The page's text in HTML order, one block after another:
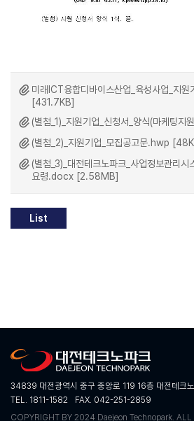
미래ICT융합디바이스산업_육성사업_지원
[431.7KB]
(별첨_1)_지원기업_신청서_양식(마케팅
(별첨_2)_지원기업_모집공고문.hwp
(별첨_3)_대전테크노파크_사업정보관리시
요령.docx [2.58MB]
List
34839 대전광역시 중구 중앙로 119 16층 대전테크
TEL. 1811-1582
FAX. 042-251-2859
COPYRIGHT BY 2024 Daejeon Technopark. ALL